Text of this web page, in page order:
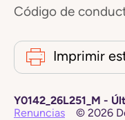
Código de
Imprimir
Y0142_26L251_M -
Renuncias
© 2026